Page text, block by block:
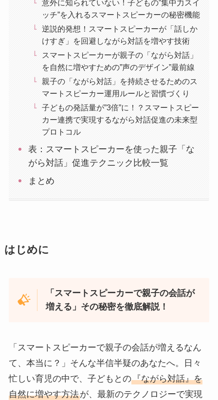
意外に知られていない！子どもの”集中力スイ
ッチ”を入れるスマートスピーカーの秘密機能
逆説的発想！スマートスピーカーが「話しか
けすぎ」を回避しながら対話を増やす技術
スマートスピーカーが親子の「ながら対話」
を自然に増やすための”声のデザイン”最前線
親子の「ながら対話」を持続させるためのス
マートスピーカー運用ルールと習慣づくり
子どもの発話量が”3倍”に！？スマートスピー
カー連携で実現するながら対話促進の未来型
プロトコル
表：スマートスピーカーを使った親子「な
がら対話」促進テクニック比較一覧
まとめ
はじめに
「スマートスピーカーで親子の会話が
増える」その秘密を徹底解説！
「スマートスピーカーで親子の会話が増えるなん
て、本当に？」そんな半信半疑のあなたへ。日々
忙しい育児の中で、子どもとの『ながら対話』を
自然に増やす方法が、最新のテクノロジーで実現